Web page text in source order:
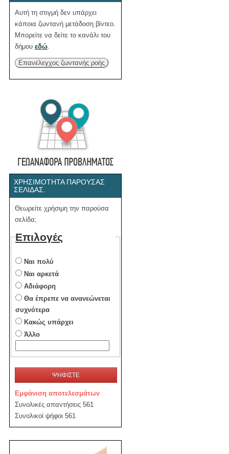
Αυτή τη στιγμή δεν υπάρχει
κάποια ζωντανή μετάδοση βίντεο.
Μπορείτε να δείτε το κανάλι του
δήμου εδώ
Επανέλεγχος ζωντανής ροής
ΧΡΗΣΙΜΌΤΗΤΑ ΠΑΡΟΎΣΑΣ
ΣΕΛΊΔΑΣ.
Θεωρείτε χρήσιμη την παρούσα
σελίδα;
Επιλογές
Ναι πολύ
Ναι αρκετά
Αδιάφορη
Θα έπρεπε να ανανεώνεται
συχνότερα
Κακώς υπάρχει
Άλλο
ΨΗΦΙΣΤΕ
Εμφάνιση αποτελεσμάτων
Συνολικές απαντήσεις 561
Συνολικοί ψήφοι 561